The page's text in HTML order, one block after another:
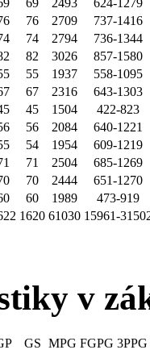
69 2493
624-1279
76 2709
737-1416
74 2794
736-1344
82 3026
857-1580
55 1937
558-1095
67 2316
643-1303
45 1504
422-823
56 2084
640-1221
54 1954
609-1219
71 2504
685-1269
70 2444
651-1270
60 1989
473-919
1620 61030 15961-
v
GS MPG FGPG 3PPG